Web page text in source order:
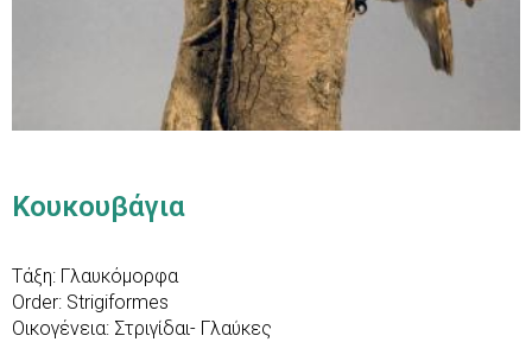
Κουκουβάγια
Τάξη: Γλαυκόμορφα
Order: Strigiformes
Οικογένεια: Στριγίδαι- Γλαύκες